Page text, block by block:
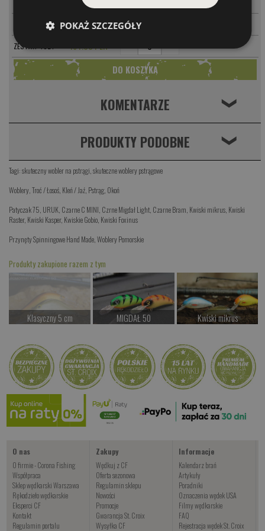
42.00 PLN -
ZESTAW 4SZT 164.00 PLN - +
KOMENTARZE ❮
PRODUKTY PODOBNE ❮
Tagi:skuteczny wobler na pstrągi ,skuteczne woblery pstrągowe
Woblery ,Troć / Łosoś Kleń / Jaź Pstrąg, Okoń
Patyczak 75 URUK Czarne C MINI Czrne Migdał Light Czarne Bram Kwiski mikrus Kwiski
Raster, Kwiski Kasper, Kwiskie Gobio Kwiski Foxinus
Przynęty Spinningowe Hand Made ,Woblery Pomorskie
Produkty zakupione razem z tym
Klasyczny 5 cm
Kup teraz >
MIGDAŁ 50
Kup teraz >
Kwiski mikrus
Kup teraz >
Kwiski Ciernik
od 42.00 PLN
Kup teraz >
O nas
O firmie - Corona Fishing
Współpraca
Sklep wędkarski Warszawa
Rękodzieło wędkarskie
Eksperci CF
Kontakt
Regulamin portalu
Zakupy
Wędkuj z CF
Oferta sezonowa
Regulamin sklepu
Nowości
Promocje
Gwarancja St. Croix
Wysyłka CF
Informacje
Kalendarz brań
Artykuły
Poradniki
Oznaczenia wędek USA
Filmy wędkarskie
FAQ
Rejestracja wędek St. Croix
POKAŻ SZCZEGÓŁY